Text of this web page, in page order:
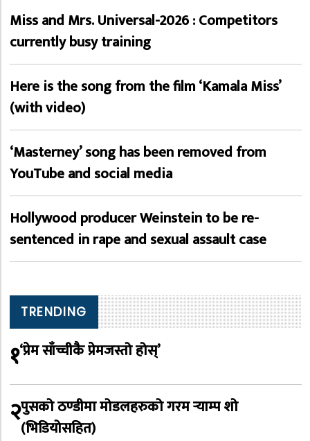
Miss and Mrs. Universal-2026 : Competitors
currently busy training
Here is the song from the film ‘Kamala Miss’
(with video)
‘Masterney’ song has been removed from
YouTube and social media
Hollywood producer Weinstein to be re-
sentenced in rape and sexual assault case
TRENDING
१‘प्रेम साँच्चीकै प्रेमजस्तो होस्’
२पुसको ठण्डीमा मोडलहरुको गरम र्‍याम्प शो
(भिडियोसहित)